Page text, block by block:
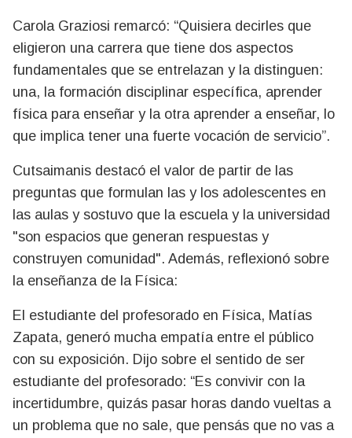
Carola Graziosi remarcó: “Quisiera decirles que
eligieron una carrera que tiene dos aspectos
fundamentales que se entrelazan y la distinguen:
una, la formación disciplinar específica, aprender
física para enseñar y la otra aprender a enseñar, lo
que implica tener una fuerte vocación de servicio”.
Cutsaimanis destacó el valor de partir de las
preguntas que formulan las y los adolescentes en
las aulas y sostuvo que la escuela y la universidad
"son espacios que generan respuestas y
construyen comunidad". Además, reflexionó sobre
la enseñanza de la Física:
El estudiante del profesorado en Física, Matías
Zapata, generó mucha empatía entre el público
con su exposición. Dijo sobre el sentido de ser
estudiante del profesorado: “Es convivir con la
incertidumbre, quizás pasar horas dando vueltas a
un problema que no sale, que pensás que no vas a